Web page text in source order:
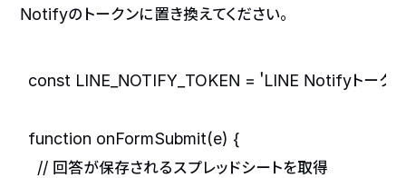
Notifyのトークンに置き換えてください。
const LINE_NOTIFY_TOKEN = 'LINE Notifyトーク
function onFormSubmit(e) {
  // 回答が保存されるスプレッドシートを取得